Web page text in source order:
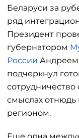
Беларуси за
ряд
Президент
губернатором
России Андреем
подчеркнул
сотрудничество
смыслах отнюдь
регионом.